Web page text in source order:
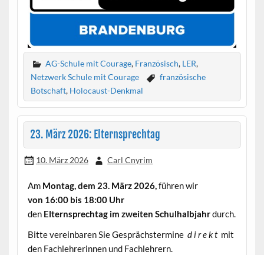
AG-Schule mit Courage, Französisch, LER,
Netzwerk Schule mit Courage
französische
Botschaft, Holocaust-Denkmal
23. März 2026: Elternsprechtag
10. März 2026 Carl Cnyrim
Am Montag, dem 23. März 2026,führen wir
von 16:00 bis 18:00 Uhr
den Elternsprechtag im zweiten Schulhalbjahrdurch.
Bitte vereinbaren Sie Gesprächstermine d i r e k t mit
den Fachlehrerinnen und Fachlehrern.